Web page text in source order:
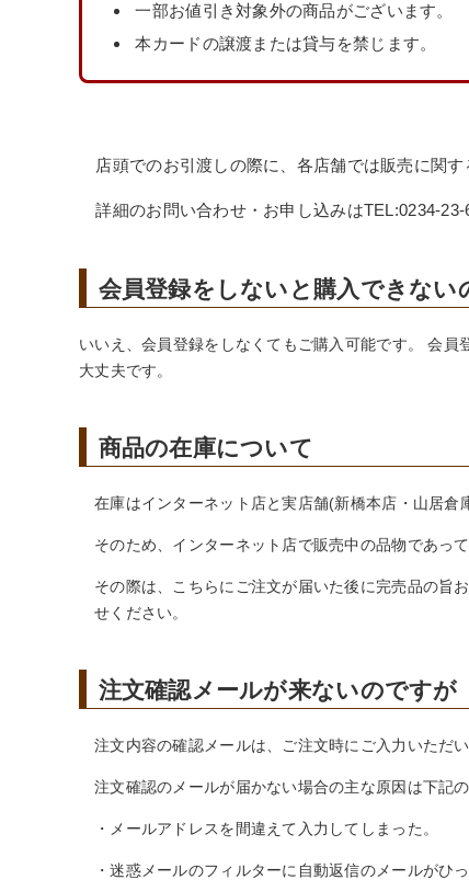
一部お値引き対象外の商品がございます。
本カードの譲渡または貸与を禁じます。
店頭でのお引渡しの際に、各店舗では販売に関
詳細のお問い合わせ・お申し込みはTEL:0234-23-
会員登録をしないと購入できない
いいえ、会員登録をしなくてもご購入可能です。 会
大丈夫です。
商品の在庫について
在庫はインターネット店と実店舗(新橋本店・山居倉
そのため、インターネット店で販売中の品物であっ
その際は、こちらにご注文が届いた後に完売品の旨
せください。
注文確認メールが来ないのですが
注文内容の確認メールは、ご注文時にご入力いただ
注文確認のメールが届かない場合の主な原因は下記の
・メールアドレスを間違えて入力してしまった。
・迷惑メールのフィルターに自動返信のメールがひ